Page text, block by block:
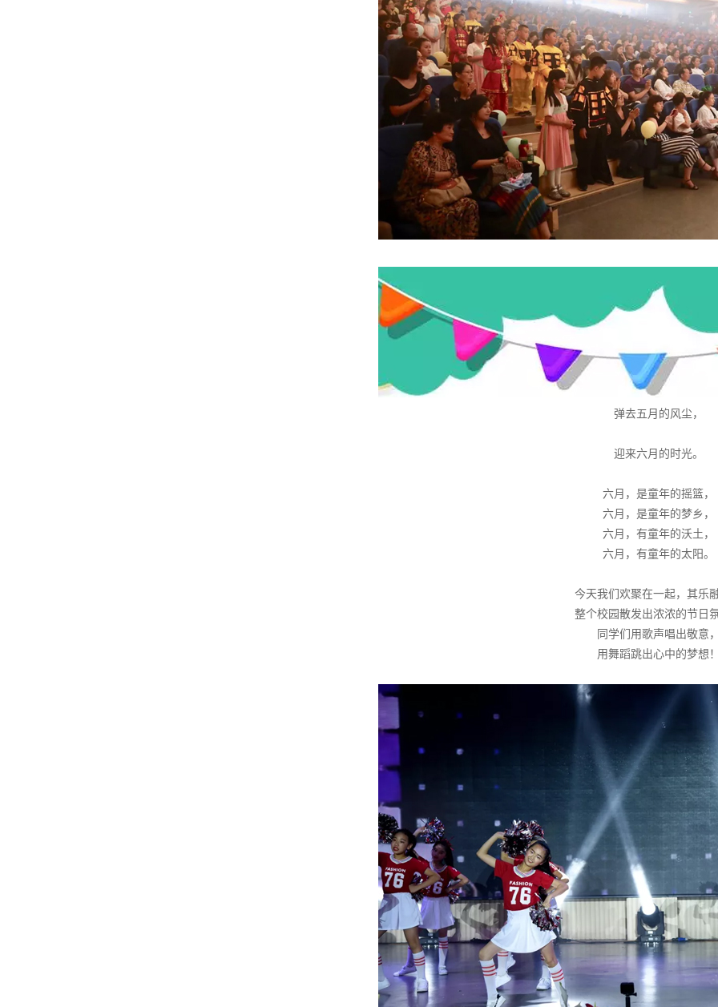
弹去五月的风尘，
迎来六月的时光。
六月，是童年的摇篮，
六月，是童年的梦乡，
六月，有童年的沃土，
六月，有童年的太阳。
今天我们欢聚在一起，其乐
整个校园散发出浓浓的节日
同学们用歌声唱出敬意
用舞蹈跳出心中的梦想